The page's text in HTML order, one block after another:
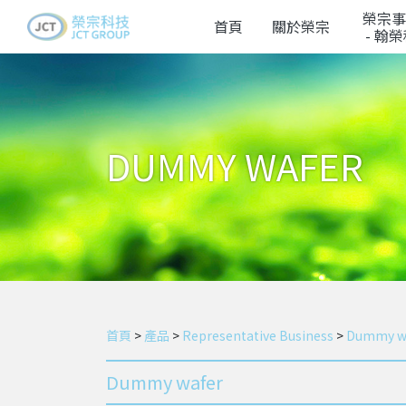
首頁 關於榮宗 榮宗
- 翰
DUMMY WAFER
首頁 > 產品 > Representative Business > Dummy
Dummy wafer